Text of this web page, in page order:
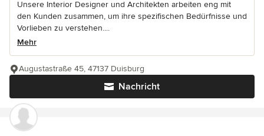
Unsere Interior Designer und Architekten arbeiten eng mit
den Kunden zusammen, um ihre spezifischen Bedürfnisse und
Vorlieben zu verstehen....
Mehr
Nachricht
Augustastraße 45, 47137 Duisburg